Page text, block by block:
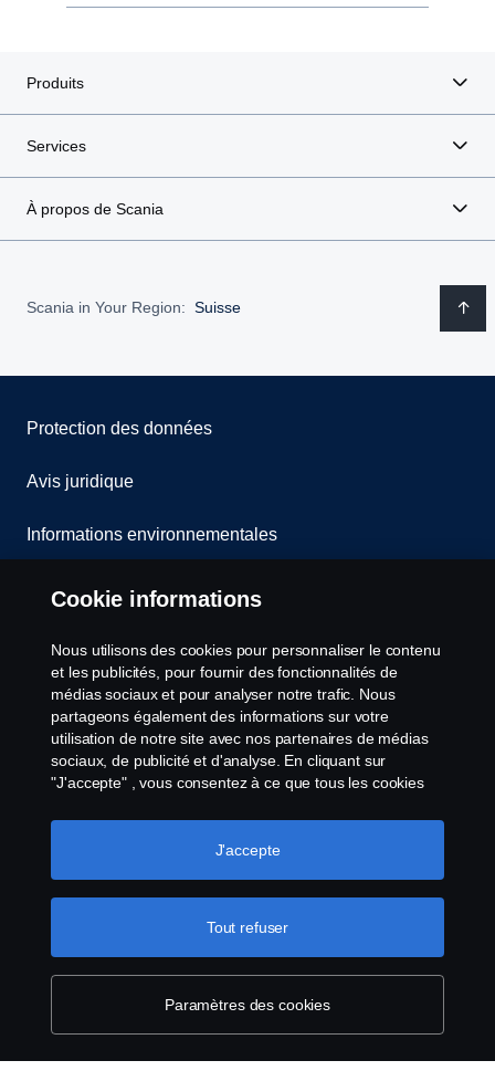
Produits
Services
À propos de Scania
Scania in Your Region: Suisse
Protection des données
Avis juridique
Informations environnementales
Whistleblowing
Contact
Cookies politique
Paramètres des cookies
© Copyright Scania 2025 All rights reserved. Scania
CV AB (publ), SE-151 87 Södertälje, Sweden, Tel:
+46-8-55 38 10 00, Fax: +46-8-55 38 10 37.
Cookie informations
Nous utilisons des cookies pour personnaliser le contenu
et les publicités, pour fournir des fonctionnalités de
médias sociaux et pour analyser notre trafic. Nous
partageons également des informations sur votre
utilisation de notre site avec nos partenaires de médias
sociaux, de publicité et d'analyse. En cliquant sur
"J'accepte" , vous consentez à ce que tous les cookies
Vous pouvez également gérer vos cookies en cliquant
sur "Paramètres des cookies" et en sélectionnant les
les cookies, que vous trouverez en cliquant sur le lien
situé sous ce texte. Pour en savoir plus sur la
protection de votre vie privée
Paramètres des cookies
Tout refuser
J'accepte